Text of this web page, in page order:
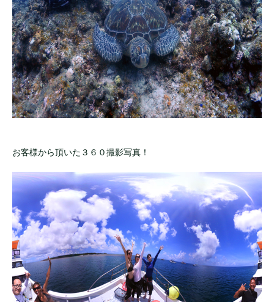
お客様から頂いた３６０撮影写真！